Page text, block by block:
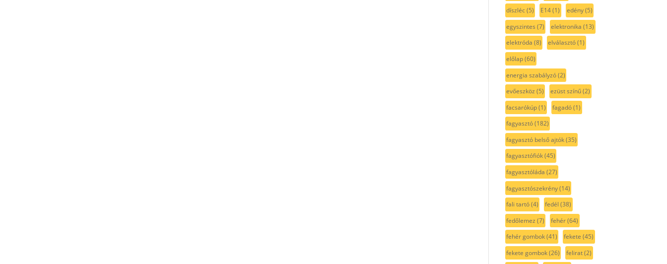
díszléc(5) E14(1) edény(5)
egyszintes (7) elektronika (13)
elektróda (8) elválasztó(1)
előlap(60)
energia szabályzó(2)
evőeszköz (5) ezüst színű(2)
facsarókúp(1) fagadó(1)
fagyasztó(182)
fagyasztó belső ajtók(35)
fagyasztófiók(45)
fagyasztóláda (27)
fagyasztószekrény(14)
fali tartó(4) fedél (38)
fedőlemez (7) fehér(64)
fehér gombok(41) fekete (45)
fekete gombok(26) felirat(2)